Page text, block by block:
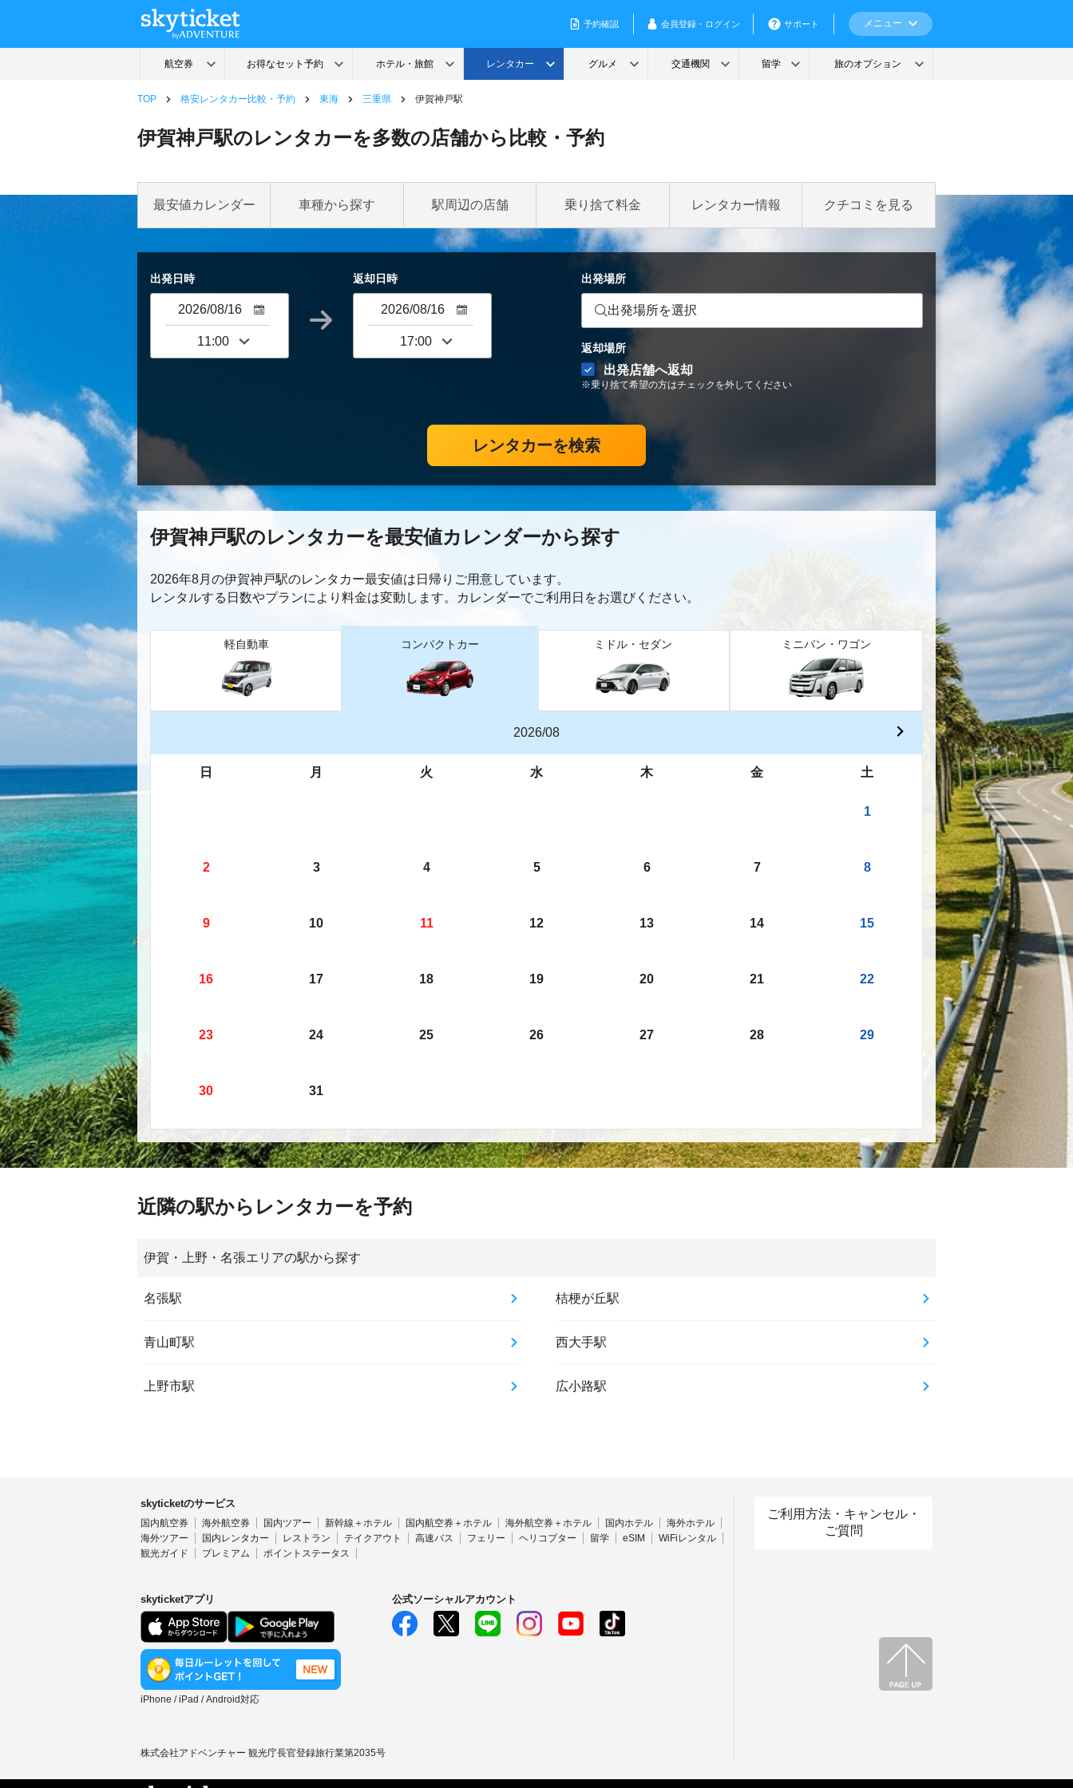
TOP 格安レンタカー比較・予約 東海 三重県 伊賀神戸駅
伊賀神戸駅のレンタカーを多数の店舗から比較・予約
最安値カレンダー 車種から探す 駅周辺の店舗 乗り捨て料金 レンタカー情報 クチコミを見る
出発日時 返却日時 出発場所
出発場所を選択
返却場所
出発店舗へ返却
※乗り捨て希望の方はチェックを外してください
レンタカーを検索
伊賀神戸駅のレンタカーを最安値カレンダーから探す
2026年8月の伊賀神戸駅のレンタカー最安値は日帰り ご用意しています。
レンタルする日数やプランにより料金は変動します。カレンダーでご利用日をお選びください。
軽自動車 コンパクトカー ミドル・セダン ミニバン・ワゴン
2026/08
日 月 火 水 木 金 土
1
2 3 4 5 6 7 8
9 10 11 12 13 14 15
16 17 18 19 20 21 22
23 24 25 26 27 28 29
30 31
近隣の駅からレンタカーを予約
伊賀・上野・名張エリアの駅から探す
名張駅 桔梗が丘駅
青山町駅 西大手駅
上野市駅 広小路駅